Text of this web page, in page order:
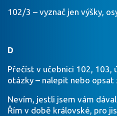
102/3 – vyznač jen výšky,
D
Přečíst v učebnici 102, 103,
otázky – nalepit nebo opsat
Nevím, jestli jsem vám
Řím v době královské, pro